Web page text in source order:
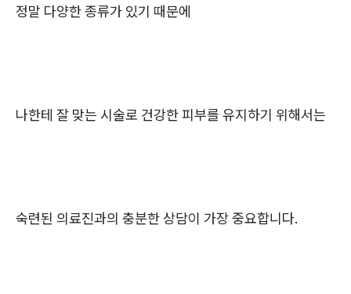
정말 다양한 종류가 있기 때문에
나한테 잘 맞는 시술로 건강한 피부를 유지하기 위해서는
숙련된 의료진과의 충분한 상담이 가장 중요합니다.